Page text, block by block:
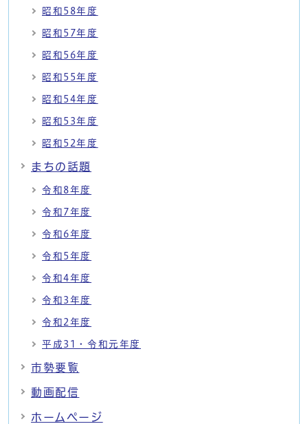
昭和58年度
昭和57年度
昭和56年度
昭和55年度
昭和54年度
昭和53年度
昭和52年度
まちの話題
令和8年度
令和7年度
令和6年度
令和5年度
令和4年度
令和3年度
令和2年度
平成31・令和元年度
市勢要覧
動画配信
ホームページ